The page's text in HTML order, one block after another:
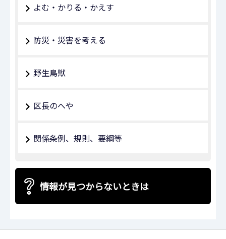
よむ・かりる・かえす
防災・災害を考える
野生鳥獣
区長のへや
関係条例、規則、要綱等
情報が見つからないときは